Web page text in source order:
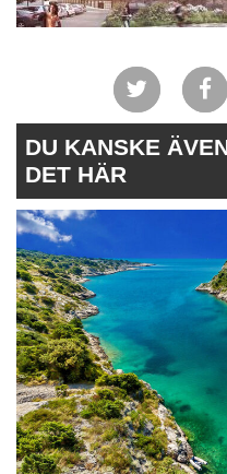
DU KANSKE
DET HÄR